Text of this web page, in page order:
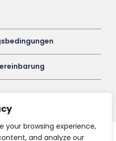
your browsing experience,
and analyze our
All Right Reserved